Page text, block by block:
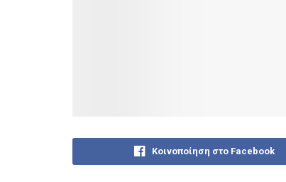
Κοινοποίηση στο Facebook